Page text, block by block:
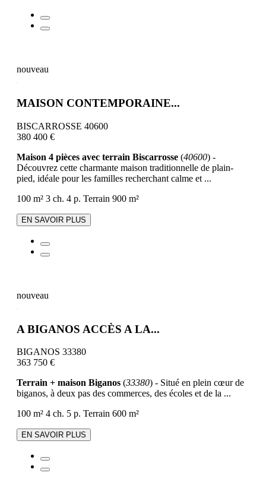
nouveau
MAISON CONTEMPORAINE...
BISCARROSSE 40600
380 400 €
Maison 4 pièces avec terrain Biscarrosse (40600) -
Découvrez cette charmante maison traditionnelle de plain-
pied, idéale pour les familles recherchant calme et ...
100 m² 3 ch. 4 p. Terrain 900 m²
EN SAVOIR PLUS
nouveau
A BIGANOS ACCÈS A LA...
BIGANOS 33380
363 750 €
Terrain + maison Biganos (33380) - Situé en plein cœur de
biganos, à deux pas des commerces, des écoles et de la ...
100 m² 4 ch. 5 p. Terrain 600 m²
EN SAVOIR PLUS